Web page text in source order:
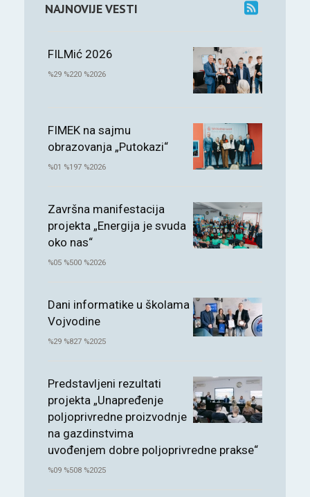
NAJNOVIJE VESTI
FILMić 2026
%29 %220 %2026
FIMEK na sajmu
obrazovanja „Putokazi“
%01 %197 %2026
Završna manifestacija
projekta „Energija je svuda
oko nas“
%05 %500 %2026
Dani informatike u školama
Vojvodine
%29 %827 %2025
Predstavljeni rezultati
projekta „Unapređenje
poljoprivredne proizvodnje
na gazdinstvima
uvođenjem dobre poljoprivredne prakse“
%09 %508 %2025